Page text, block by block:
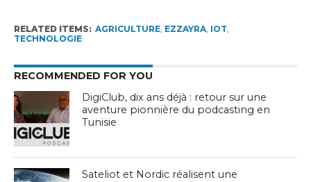
RELATED ITEMS: AGRICULTURE, EZZAYRA, IOT,
TECHNOLOGIE
RECOMMENDED FOR YOU
DigiClub, dix ans déjà : retour sur une
aventure pionnière du podcasting en
Tunisie
Sateliot et Nordic réalisent une